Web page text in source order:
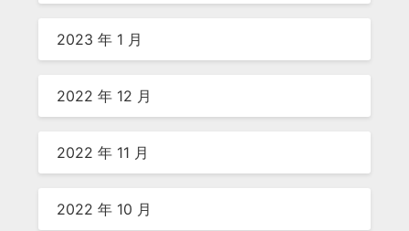
2023 年 1 月
2022 年 12 月
2022 年 11 月
2022 年 10 月